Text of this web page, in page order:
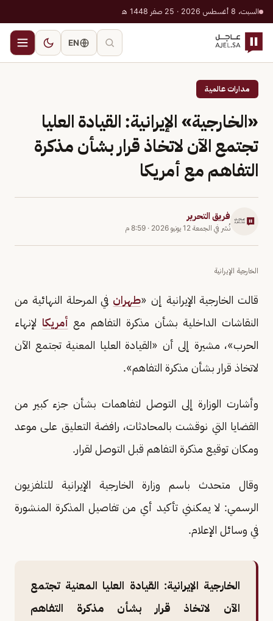
السبت، 8 أغسطس 2026 · 25 صفر 1448 هـ
EN
مدارات عالمية
«الخارجية» الإيرانية: القيادة العليا
تجتمع الآن لاتخاذ قرار بشأن مذكرة
التفاهم مع أمريكا
فريق التحرير
نُشر في الجمعة 12 يونيو 2026 · 8:59 م
الخارجية الإيرانية
قالت الخارجية الإيرانية إن «طهران في المرحلة النهائية من
النقاشات الداخلية بشأن مذكرة التفاهم مع أمريكا لإنهاء
الحرب»، مشيرة إلى أن «القيادة العليا المعنية تجتمع الآن
لاتخاذ قرار بشأن مذكرة التفاهم».
وأشارت الوزارة إلى التوصل لتفاهمات بشأن جزء كبير من
القضايا التي نوقشت بالمحادثات، رافضة التعليق على موعد
ومكان توقيع مذكرة التفاهم قبل التوصل لقرار.
وقال متحدث باسم وزارة الخارجية الإيرانية للتلفزيون
الرسمي: لا يمكنني تأكيد أي من تفاصيل المذكرة المنشورة
في وسائل الإعلام.
الخارجية الإيرانية: القيادة العليا المعنية تجتمع
الآن لاتخاذ قرار بشأن مذكرة التفاهم